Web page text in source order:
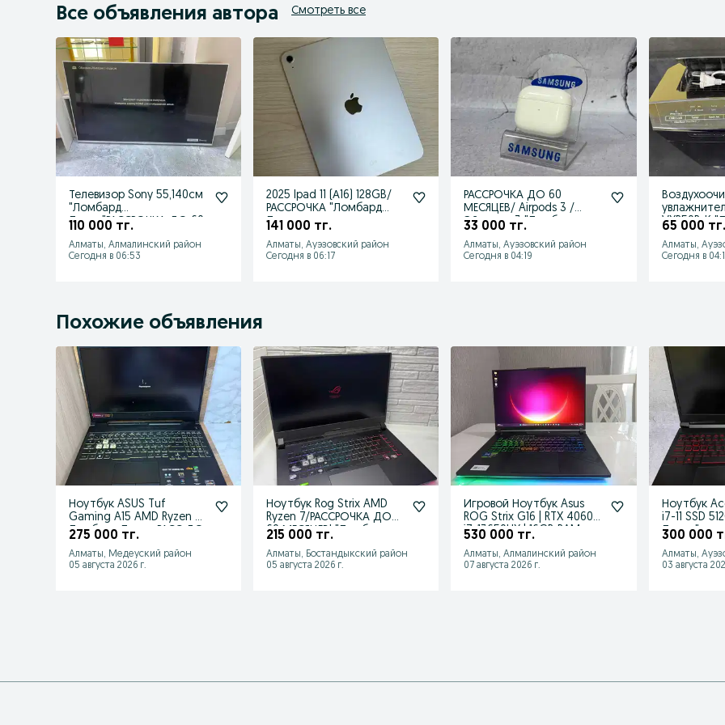
Все объявления автора Смотреть все
Телевизор Sony 55,140см
"Ломбард
Лидер"РАССРОЧКА ДО 60
110 000 тг.
Алматы, Алмалинский район
Сегодня в 06:53
2025 Ipad 11 (А16) 128GB/
РАССРОЧКА "Ломбард
Лидер
141 000 тг.
Алматы, Ауэзовский район
Сегодня в 06:17
РАССРОЧКА ДО 60
МЕСЯЦЕВ/ Airpods 3 /
Эйрподс 3 "Ломбард
33 000 тг.
Алматы, Ауэзовский район
Сегодня в 04:19
VXR50R-K "Ломбард
65 000 тг.
Алматы,
Сегодня в
Похожие объявления
Ноутбук ASUS Tuf
Gaming A15 AMD Ryzen 7
Ломбард Лидер РАСС ДО
275 000 тг.
Алматы, Медеуский район
05 августа 2026 г.
Ноутбук Rog Strix AMD
Ryzen 7/РАССРОЧКА ДО
60 МЕСЯЦЕВ! "Ломбард
215 000 тг.
Алматы, Бостандыкский район
05 августа 2026 г.
Игровой Ноутбук Asus
ROG Strix G16 | RTX 4060 |
i7-13650HX | 16GB RAM
530 000 тг.
Алматы, Алмалинский район
07 августа 2026 г.
Ноутбук Acer Nitro 5 Core
i7-11 SSD
Лидер"
300 000
Алматы,
03 августа